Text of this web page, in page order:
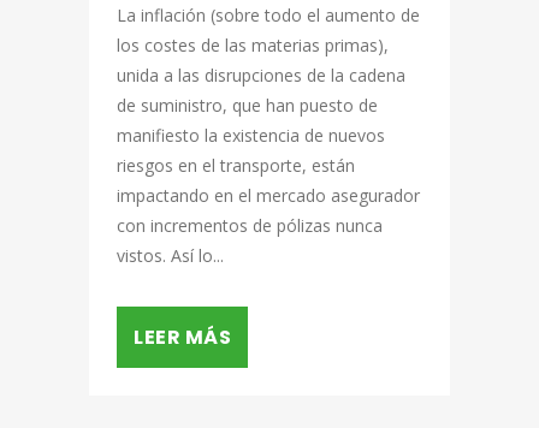
La inflación (sobre todo el aumento de
los costes de las materias primas),
unida a las disrupciones de la cadena
de suministro, que han puesto de
manifiesto la existencia de nuevos
riesgos en el transporte, están
impactando en el mercado asegurador
con incrementos de pólizas nunca
vistos. Así lo...
LEER MÁS